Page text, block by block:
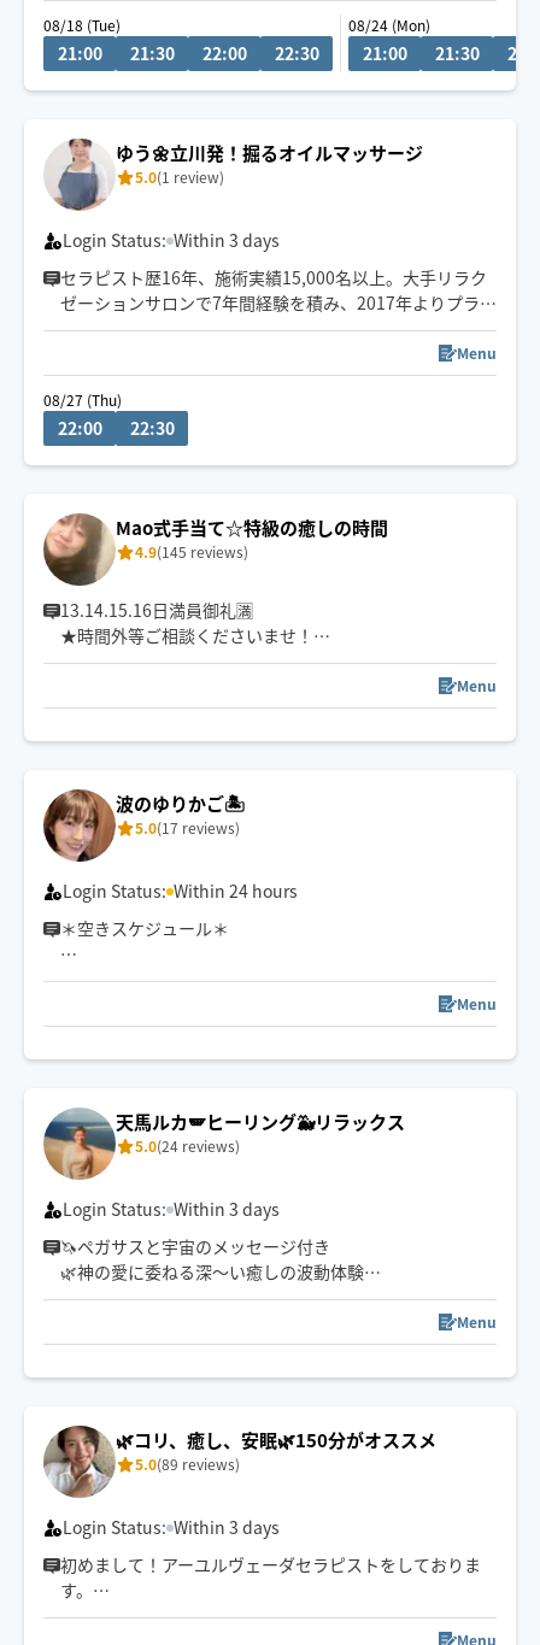
月・水・日（不定期）／21：00ー23：00💆🏻
顧客さまの予約入り次第枠閉じます🈵
08/18 (Tue)
21:00 21:30 22:00 22:30
08/24 (Mon)
21:00 21:30
ゆう🌼立川発！掘るオイルマッサージ
5.0(1 review)
Login Status: Within 3 days
セラピスト歴16年、施術実績15,000名以上。大手リラク
ゼーションサロンで7年間経験を積み、2017年よりプライ
ベートサロンを運営しています✨オイルを使用した骨格調
整を行います✋しっかり圧で流して欲しい方オススメで
す！背中が辛い方、肩甲骨の巻き肩でお悩みの方、足の
むくみは是非ご相談ください🙇‍♀️
料金が都内に出張に行く金額で出しております。東京市
Menu
08/27 (Thu)
22:00 22:30
Mao式手当て☆特級の癒しの時間
4.9(145 reviews)
13.14.15.16日満員御礼🈵
★時間外等ご相談くださいませ！
いつもご指名&レビューありがとうございます！
･タイ式+オイル180オススメ♡
･本格タイ古式
･施術後のスッキリ感をぜひ体感してください。
オイル
･まず手のあたたかさでホッとひと息を。じんわり・しっ
かり・すっきり 癒しタイム。
･ロングストロークが好評♪
Menu
波のゆりかご🏝️
5.0(17 reviews)
Login Status: Within 24 hours
＊空きスケジュール＊
9/4 9:00〜11:30
9/8 9:00〜11:30
9/9 9:00〜11:30
9/15 9:00〜11:30
9/16 9:00〜11:30
Menu
天馬ルカ🪽ヒーリング🐳リラックス
5.0(24 reviews)
Login Status: Within 3 days
🦄ペガサスと宇宙のメッセージ付き
🌿神の愛に委ねる深〜い癒しの波動体験
🪽優しく慈しむ天使のなでなで
🍐オイルトリートメントに 🐾ツボ押し、柔い揉みほぐし
＆筋膜リリース、ストレッチ、リクエストOK💪🏼
🌏 新宿駅、東京駅、渋谷駅、池袋駅まで約20分の自宅か
ら向かいます
🚃片道1時間程度の場所、それ以上は＋時間のコース選択
で対応可
NG 感染症、喫煙
Menu
🌿コリ、癒し、安眠🌿150分がオススメ
5.0(89 reviews)
Login Status: Within 3 days
初めまして！アーユルヴェーダセラピストをしておりま
す。
スリランカでは代替医療で使われているオーガニックの
Menu